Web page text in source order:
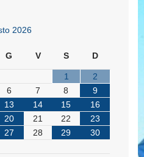
2026
G V S D
1
2
6 7 8
9
13 14 15
16
20 21 22
23
27 28 29
30